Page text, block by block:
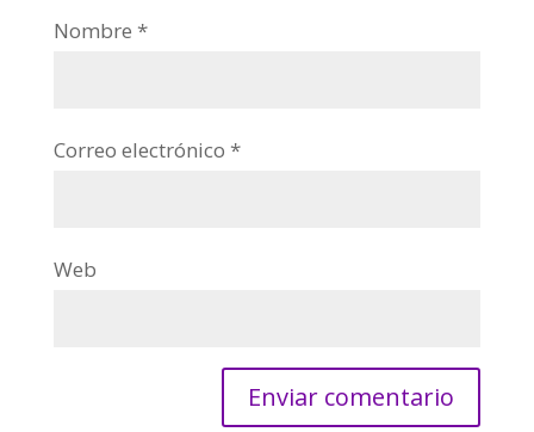
Nombre *
Correo electrónico *
Web